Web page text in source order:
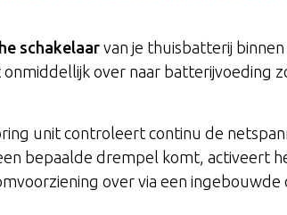
schakelaar van je thuisbatterij
over naar batterijvoeding
unit controleert continu de
bepaalde drempel komt, activeert
over via een